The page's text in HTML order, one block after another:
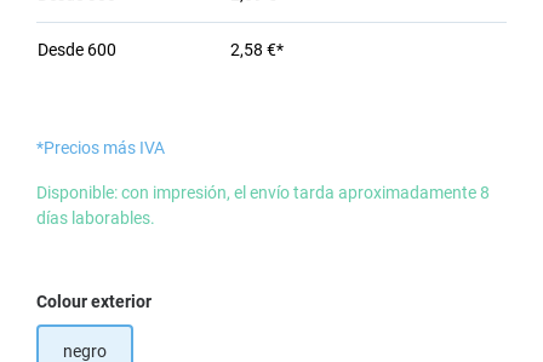
Desde 600 2,58 €*
*Precios más IVA
Disponible: con impresión, el envío tarda aproximadamente 8
días laborables.
Seleccione
Colour exterior
negro